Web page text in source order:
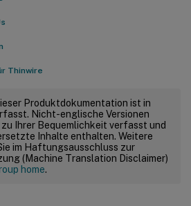
Thinwire
Produktdokumentation ist in
Nicht-englische Versionen
Ihrer Bequemlichkeit verfasst und
Inhalte enthalten. Weitere
im Haftungsausschluss zur
(Machine Translation Disclaimer)
home.